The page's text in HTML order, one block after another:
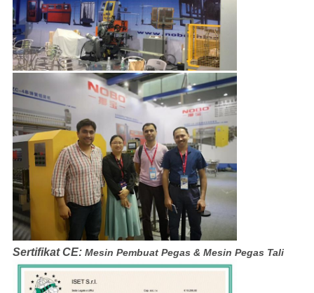
Sertifikat CE: Mesin Pembuat Pegas & Mesin Pegas Tali